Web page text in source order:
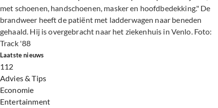
met schoenen, handschoenen, masker en hoofdbedekking." De
brandweer heeft de patiënt met ladderwagen naar beneden
gehaald. Hij is overgebracht naar het ziekenhuis in Venlo. Foto:
Track '88
Laatste nieuws
112
Advies & Tips
Economie
Entertainment